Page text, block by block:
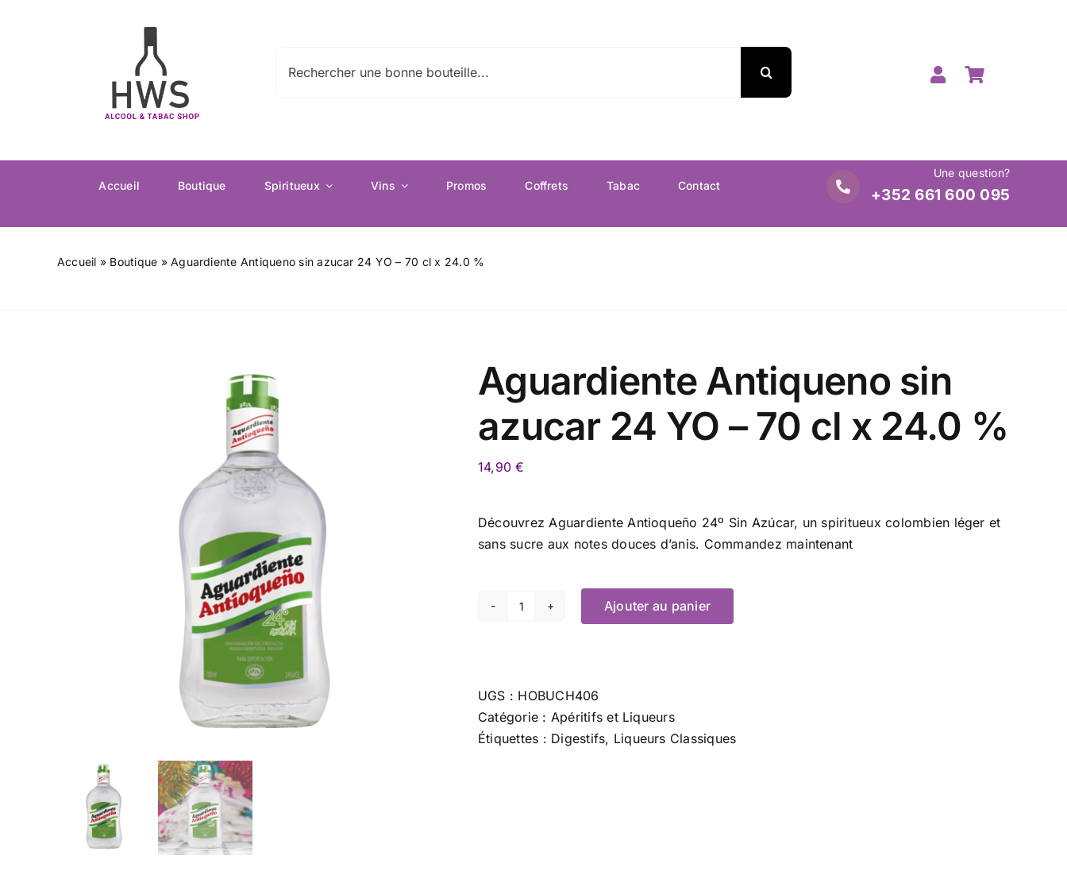
Accueil Boutique Spiritueux Vins Promos Coffrets Tabac Contact
Une question?
+352 661 600 095
Accueil » Boutique »Aguardiente Antiqueno sin azucar 24 YO – 70 cl x 24.0 %
Aguardiente Antiqueno sin
azucar 24 YO – 70 cl x 24.0 %
14,90€
Découvrez Aguardiente Antioqueño 24º Sin Azúcar, un spiritueux colombien léger et
sans sucre aux notes douces d’anis. Commandez maintenant
quantité
sin
azucar
24
Ajouter au panier
UGS : HOBUCH406
Catégorie : Apéritifs et Liqueurs
Étiquettes : Digestifs, Liqueurs Classiques